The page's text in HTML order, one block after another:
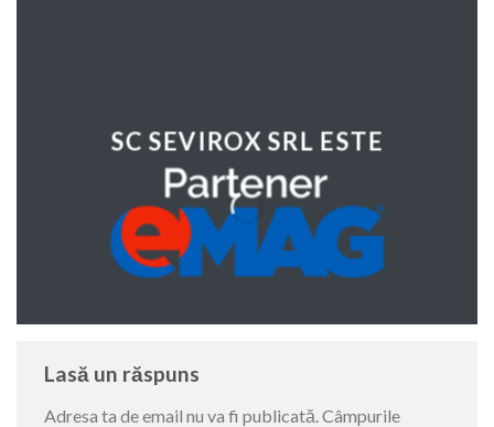
SC SEVIROX SRL ESTE
Lasă un răspuns
Adresa ta de email nu va fi publicată. Câmpurile